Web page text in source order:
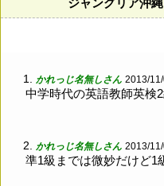
ジャングリア沖
1. かれっじ名無しさん 2013/
中学時代の英語教師英検
2. かれっじ名無しさん 2013/
準1級までは微妙だけど1